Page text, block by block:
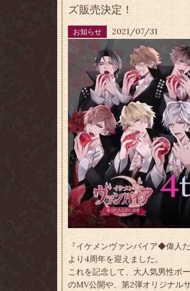
ズ販売決定！
お知らせ 2021/07/31
『イケメンヴァンパイア◆偉人
より4周年を迎えました。
これを記念して、大人気男性ボ
のMV公開や、第2弾オリジナル